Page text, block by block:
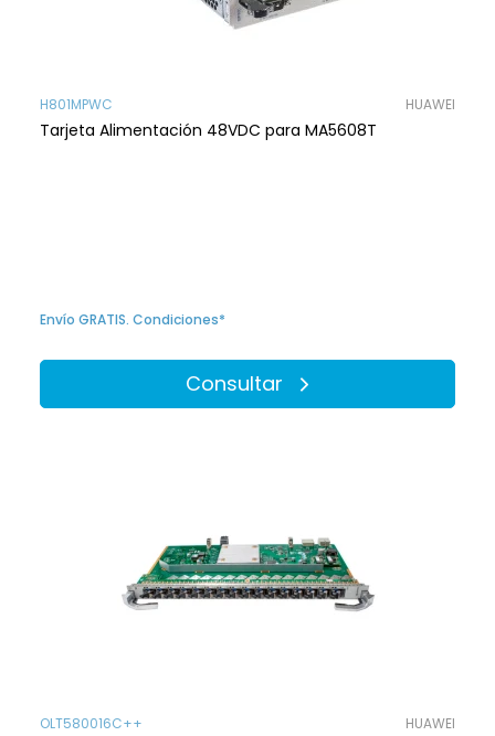
H801MPWC HUAWEI
Tarjeta Alimentación 48VDC para MA5608T
Envío GRATIS. Condiciones*
Consultar
OLT580016C++ HUAWEI